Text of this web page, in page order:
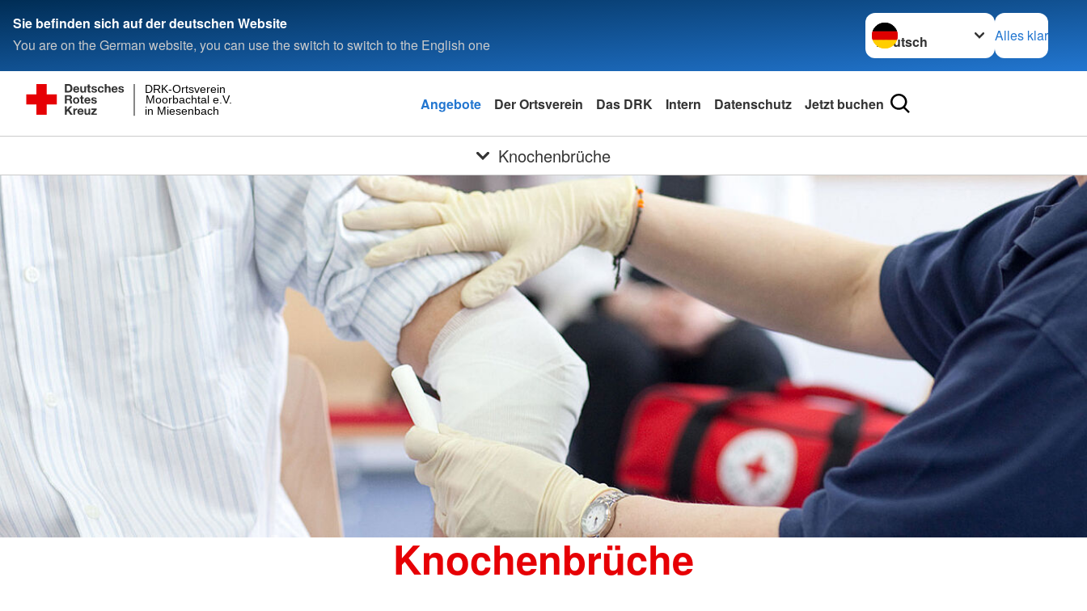
Sie befinden sich auf der deutschen Website
You are on the German website, you can use the switch to switch to the English one
Sprache wechseln zu
Alles klar
in Miesenbach
Moorbachtal e.V.
DRK-Ortsverein
Angebote Der Ortsverein Das DRK Intern Datenschutz Jetzt buchen
Knochenbrüche
Knochenbrüche